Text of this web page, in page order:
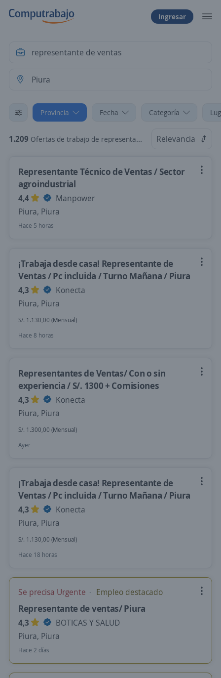
Ingresar
Provincia Fecha Categoría
1.209 Ofertas de trabajo de representante de ventas en Piura Relevancia
Representante Técnico de Ventas / Sector
agroindustrial
4,4
Manpower
Piura, Piura
Hace 5 horas
¡Trabaja desde casa! Representante de
Ventas / Pc incluida / Turno Mañana / Piura
4,3
Konecta
Piura, Piura
S/. 1.130,00 (Mensual)
Hace 8 horas
Representantes de Ventas/ Con o sin
experiencia / S/. 1300 + Comisiones
4,3
Konecta
Piura, Piura
S/. 1.300,00 (Mensual)
Ayer
¡Trabaja desde casa! Representante de
Ventas / Pc incluida / Turno Mañana / Piura
4,3
Konecta
Piura, Piura
S/. 1.130,00 (Mensual)
Hace 18 horas
Se precisa Urgente Empleo destacado
Representante de ventas/ Piura
4,3
BOTICAS Y SALUD
Piura, Piura
Hace 2 días